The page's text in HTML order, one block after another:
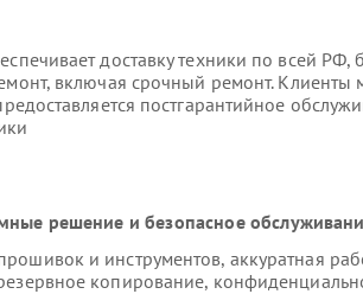
доставку техники по всей РФ,
включая срочный ремонт. Клиенты
постгарантийное
решение и безопасное
и инструментов, аккуратная
копирование,